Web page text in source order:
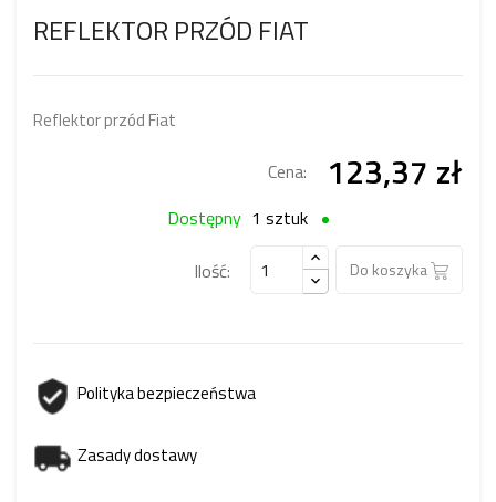
REFLEKTOR PRZÓD FIAT
Reflektor przód Fiat
Cena: 123,37 zł
Dostępny 1 sztuk
Ilość:
Do koszyka
Polityka bezpieczeństwa
Zasady dostawy